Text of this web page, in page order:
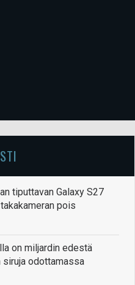
tiputtavan Galaxy S27
pois
on miljardin edestä
odottamassa